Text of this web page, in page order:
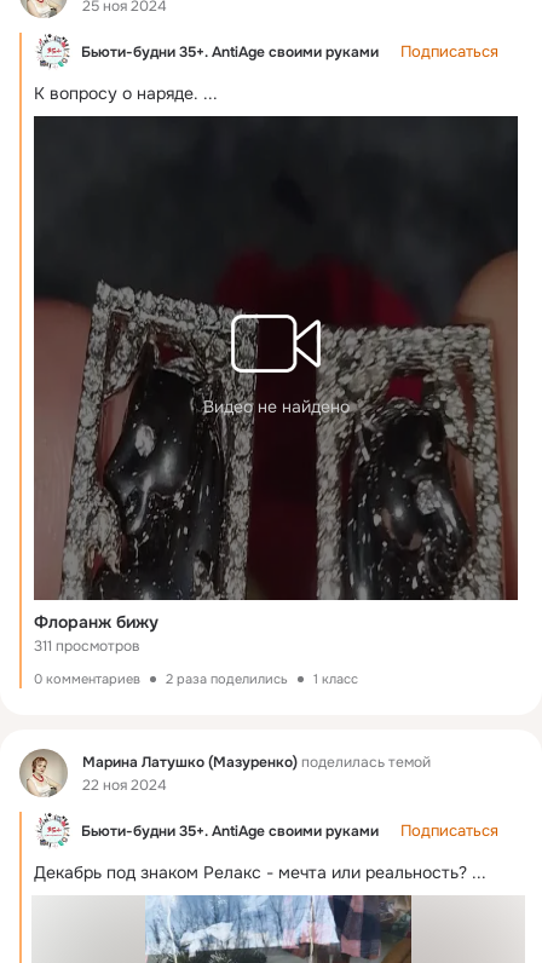
25 ноя 2024
Бьюти-будни 35+. AntiAge своими руками Подписаться
К вопросу о наряде. ...
Видео не найдено
Флоранж бижу
311 просмотров
0 комментариев 2 раза поделились 1 класс
Фид Марина Латушко (Мазуренко)поделилась темой
22 ноя 2024
Бьюти-будни 35+. AntiAge своими руками Подписаться
Декабрь под знаком Релакс - мечта или реальность? ...